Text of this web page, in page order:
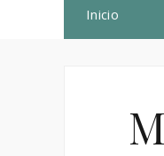
Inicio